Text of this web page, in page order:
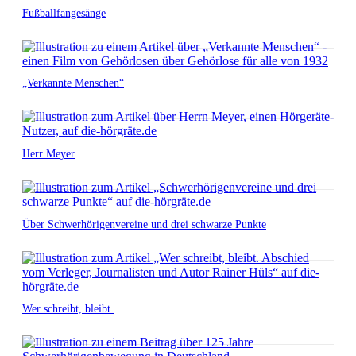
Fußballfangesänge
„Verkannte Menschen“
Herr Meyer
Über Schwerhörigenvereine und drei schwarze Punkte
Wer schreibt, bleibt.